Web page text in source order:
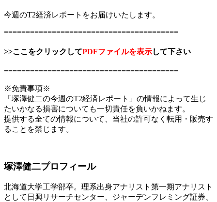
今週のT2経済レポートをお届けいたします。
========================================
>>ここをクリックしてPDFファイルを表示して下さい
========================================
※免責事項※
「塚澤健二の今週のT2経済レポート」の情報によって生じ
たいかなる損害についても一切責任を負いかねます。
提供する全ての情報について、当社の許可なく転用・販売す
ることを禁じます。
塚澤健二プロフィール
北海道大学工学部卒。理系出身アナリスト第一期アナリスト
として日興リサーチセンター、ジャーデンフレミング証券、